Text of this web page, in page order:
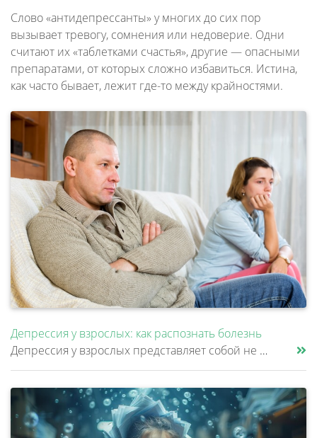
Слово «антидепрессанты» у многих до сих пор
вызывает тревогу, сомнения или недоверие. Одни
считают их «таблетками счастья», другие — опасными
препаратами, от которых сложно избавиться. Истина,
как часто бывает, лежит где-то между крайностями.
Депрессия у взрослых: как распознать болезнь
Депрессия у взрослых представляет собой не просто временное ухудшение настроения, а клиническое расстройство, затрагиваю......